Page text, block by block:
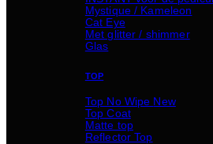
Mystique / Kameleon
Cat Eye
Met glitter / shimmer
Glas
TOP
Top No Wipe
Top Coat
Matte top
Reflector Top